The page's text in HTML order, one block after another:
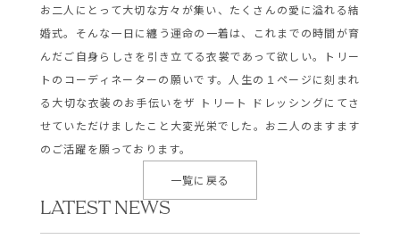
お二人にとって大切な方々が集い、たくさんの愛に溢れる結
婚式。そんな一日に纏う運命の一着は、これまでの時間が育
んだご自身らしさを引き立てる衣裳であって欲しい。トリー
トのコーディネーターの願いです。人生の１ページに刻まれ
る大切な衣装のお手伝いをザ トリート ドレッシングにてさ
せていただけましたこと大変光栄でした。お二人のますます
のご活躍を願っております。
一覧に戻る
LATEST NEWS